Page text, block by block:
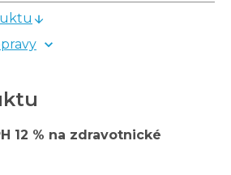
12 % na zdravotnické